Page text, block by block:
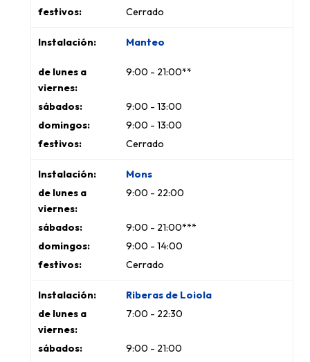
Cerrado
Manteo
9:00 - 21:00**
9:00 - 13:00
9:00 - 13:00
Cerrado
Mons
9:00 - 22:00
9:00 - 21:00***
9:00 - 14:00
Cerrado
Riberas de Loiola
7:00 - 22:30
9:00 - 21:00